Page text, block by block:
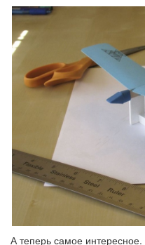
А теперь самое